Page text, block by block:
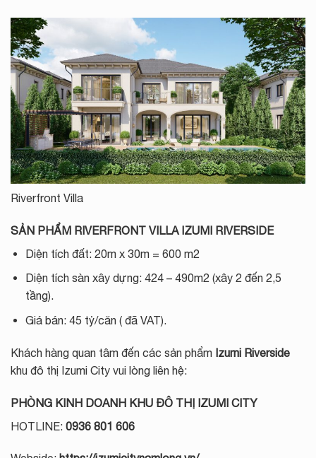
Riverfront Villa
SẢN PHẨM RIVERFRONT VILLA IZUMI RIVERSIDE
Diện tích đất: 20m x 30m = 600 m2
Diện tích sàn xây dựng: 424 – 490m2 (xây 2 đến 2,5
tầng).
Giá bán: 45 tỷ/căn ( đã VAT).
Khách hàng quan tâm đến các sản phẩm Izumi Riverside
khu đô thị Izumi City vui lòng liên hệ:
PHÒNG KINH DOANH KHU ĐÔ THỊ IZUMI CITY
HOTLINE: 0936 801 606